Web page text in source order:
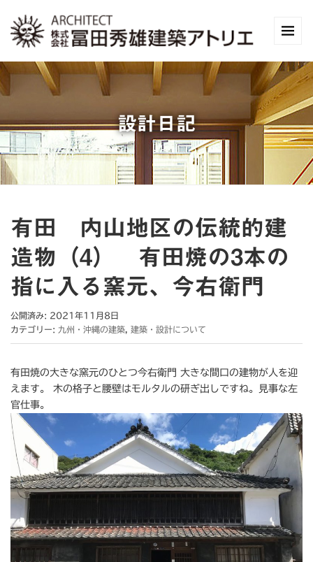
設計日記
有田 内山地区の伝統的建
造物（4） 有田焼の3本の
指に入る窯元、今右衛門
公開済み: 2021年11月8日
カテゴリー: 九州・沖縄の建築 建築・設計について
有田焼の大きな窯元のひとつ今右衛門 大きな間口の建物が人を迎
えます。 木の格子と腰壁はモルタルの研ぎ出しですね。見事な左
官仕事。